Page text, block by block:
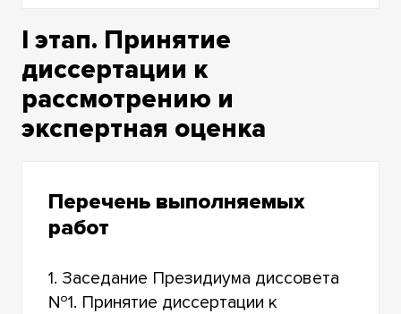
I этап. Принятие
диссертации к
рассмотрению и
экспертная оценка
Перечень выполняемых
работ
1. Заседание Президиума диссовета
№1. Принятие диссертации к